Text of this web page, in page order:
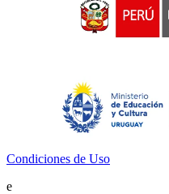
Condiciones de Uso
e